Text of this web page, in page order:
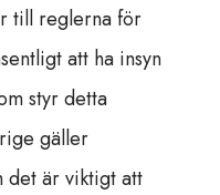
till reglerna för
att ha insyn
styr detta
gäller
det är viktigt att